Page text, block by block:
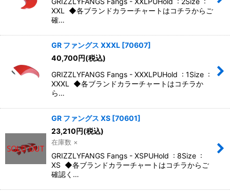
XXL ◆各ブランドカラーチャートはコチラからご
確…
GR ファングス XXXL [70607]
40,700円(税込)
GRIZZLYFANGS Fangs - XXXLPUHold : 1Size :
XXXL ◆各ブランドカラーチャートはコチラか
ら…
GR ファングス XS [70601]
23,210円(税込)
在庫数 ×
GRIZZLYFANGS Fangs - XSPUHold : 8Size :
XS ◆各ブランドカラーチャートはコチラからご
確認く…